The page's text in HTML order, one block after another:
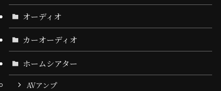
オーディオ
カーオーディオ
ホームシアター
AVアンプ